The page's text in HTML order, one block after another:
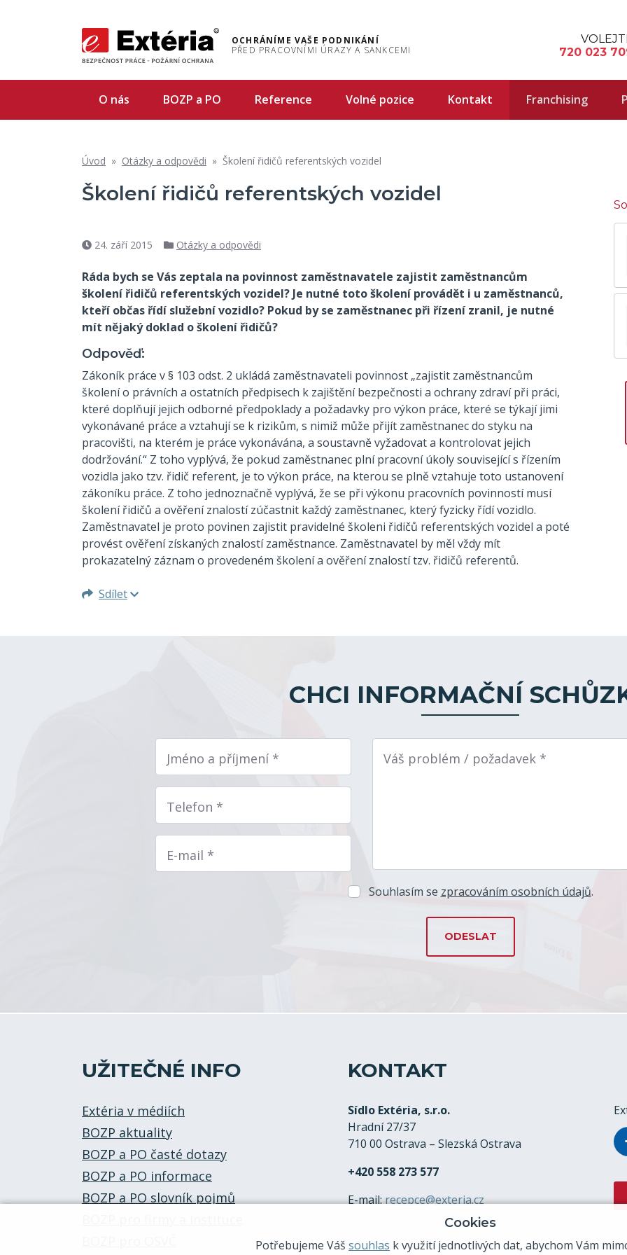
OCHRÁNÍME VAŠE PODNIKÁNÍ
PŘED PRACOVNÍMI ÚRAZY A SANKCEMI
720 023
O nás BOZP a PO Reference Volné pozice Kontakt Franchising
Úvod » Otázky a odpovědi » Školení řidičů referentských vozidel
Školení řidičů referentských vozidel
Datum
24. září 2015 Rubriky
Otázky a odpovědi
Ráda bych se Vás zeptala na povinnost zaměstnavatele zajistit zaměstnancům
školení řidičů referentských vozidel? Je nutné toto školení provádět i u zaměstnanců,
kteří občas řídí služební vozidlo? Pokud by se zaměstnanec při řízení zranil, je nutné
mít nějaký doklad o školení řidičů?
Odpověď:
Zákoník práce v § 103 odst. 2 ukládá zaměstnavateli povinnost „zajistit zaměstnancům
školení o právních a ostatních předpisech k zajištění bezpečnosti a ochrany zdraví při práci,
které doplňují jejich odborné předpoklady a požadavky pro výkon práce, které se týkají jimi
vykonávané práce a vztahují se k rizikům, s nimiž může přijít zaměstnanec do styku na
pracovišti, na kterém je práce vykonávána, a soustavně vyžadovat a kontrolovat jejich
dodržování.“ Z toho vyplývá, že pokud zaměstnanec plní pracovní úkoly související s řízením
vozidla jako tzv. řidič referent, je to výkon práce, na kterou se plně vztahuje toto ustanovení
zákoníku práce. Z toho jednoznačně vyplývá, že se při výkonu pracovních povinností musí
školení řidičů a ověření znalostí zúčastnit každý zaměstnanec, který fyzicky řídí vozidlo.
Zaměstnavatel je proto povinen zajistit pravidelné školeni řidičů referentských vozidel a poté
provést ověření získaných znalostí zaměstnance. Zaměstnavatel by měl vždy mít
prokazatelný záznam o provedeném školení a ověření znalostí tzv. řidičů referentů.
Sdílet
CHCI INFORMAČNÍ
Jméno a příjmení *
Telefon *
E-mail *
Váš problém / požadavek *
Souhlasím se zpracováním osobních údajů.
UŽITEČNÉ INFO
Extéria v médiích
BOZP aktuality
BOZP a PO časté dotazy
BOZP a PO informace
BOZP a PO slovník pojmů
KONTAKT
Sídlo Extéria, s.r.o.
Hradní 27/37
710 00 Ostrava – Slezská Ostrava
+420 558 273 577
E-mail:recepce@exteria.cz
Cookies
Potřebujeme Váš souhlas k využití jednotlivých dat, abychom Vám